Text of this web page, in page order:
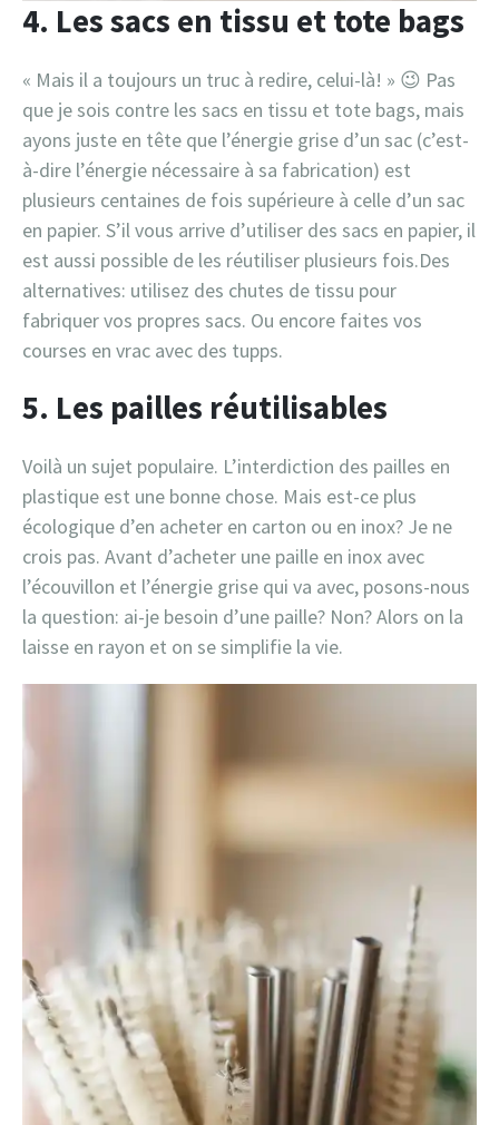
4. Les sacs en tissu et tote bags
« Mais il a toujours un truc à redire, celui-là! » 😉 Pas
que je sois contre les sacs en tissu et tote bags, mais
ayons juste en tête que l’énergie grise d’un sac (c’est-
à-dire l’énergie nécessaire à sa fabrication) est
plusieurs centaines de fois supérieure à celle d’un sac
en papier. S’il vous arrive d’utiliser des sacs en papier, il
est aussi possible de les réutiliser plusieurs fois.Des
alternatives: utilisez des chutes de tissu pour
fabriquer vos propres sacs. Ou encore faites vos
courses en vrac avec des tupps.
5. Les pailles réutilisables
Voilà un sujet populaire. L’interdiction des pailles en
plastique est une bonne chose. Mais est-ce plus
écologique d’en acheter en carton ou en inox? Je ne
crois pas. Avant d’acheter une paille en inox avec
l’écouvillon et l’énergie grise qui va avec, posons-nous
la question: ai-je besoin d’une paille? Non? Alors on la
laisse en rayon et on se simplifie la vie.